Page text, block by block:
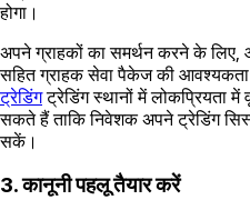
होगा।
अपने ग्राहकों का समर्थन करने के
सहित ग्राहक सेवा पैकेज की
ट्रेडिंगट्रेडिंग स्थानों में लोकप्रियता में
सकते हैं ताकि निवेशक अपने ट्रेडिंग
सकें।
3. कानूनी पहलू तैयार करें